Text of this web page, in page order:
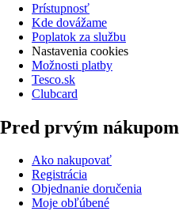
Prístupnosť
Kde dovážame
Poplatok za službu
Nastavenia cookies
Možnosti platby
Tesco.sk
Clubcard
Pred prvým nákupom
Ako nakupovať
Registrácia
Objednanie doručenia
Moje obľúbené